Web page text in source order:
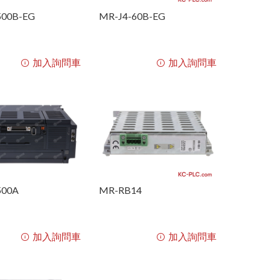
HC-SFS 系列
HG-KR 系列
L 系列
GOT1000 系列
電源供應器
流量計產品
其他產品
EG
加入詢問車
MR-J4-60B-EG
加入詢問車
加入詢問車
MR-RB14
加入詢問車